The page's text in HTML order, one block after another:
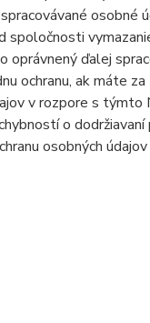
osobné
spoločnosti
oprávnený ďalej
ochranu, ak máte
v rozpore s týmto
o
osobných údajov